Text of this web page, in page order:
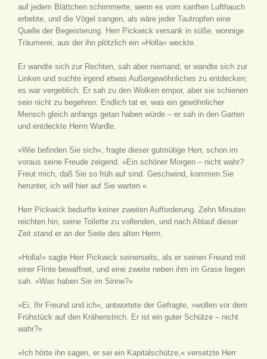
auf jedem Blättchen schimmerte, wenn es vom sanften Lufthauch
erbebte, und die Vögel sangen, als wäre jeder Tautropfen eine
Quelle der Begeisterung. Herr Pickwick versank in süße, wonnige
Träumerei, aus der ihn plötzlich ein »Holla« weckte.
Er wandte sich zur Rechten, sah aber niemand; er wandte sich zur
Linken und suchte irgend etwas Außergewöhnliches zu entdecken;
es war vergeblich. Er sah zu den Wolken empor, aber sie schienen
sein nicht zu begehren. Endlich tat er, was ein gewöhnlicher
Mensch gleich anfangs getan haben würde – er sah in den Garten
und entdeckte Herrn Wardle.
»Wie befinden Sie sich«, fragte dieser gutmütige Herr, schon im
voraus seine Freude zeigend. »Ein schöner Morgen – nicht wahr?
Freut mich, daß Sie so früh auf sind. Geschwind, kommen Sie
herunter, ich will hier auf Sie warten.«
Herr Pickwick bedurfte keiner zweiten Aufforderung. Zehn Minuten
reichten hin, seine Toilette zu vollenden, und nach Ablauf dieser
Zeit stand er an der Seite des alten Herrn.
»Holla!« sagte Herr Pickwick seinerseits, als er seinen Freund mit
einer Flinte bewaffnet, und eine zweite neben ihm im Grase liegen
sah. »Was haben Sie im Sinne?«
»Ei, Ihr Freund und ich«, antwortete der Gefragte, »wollen vor dem
Frühstück auf den Krähenstrich. Er ist ein guter Schütze – nicht
wahr?«
»Ich hörte ihn sagen, er sei ein Kapitalschütze,« versetzte Herr